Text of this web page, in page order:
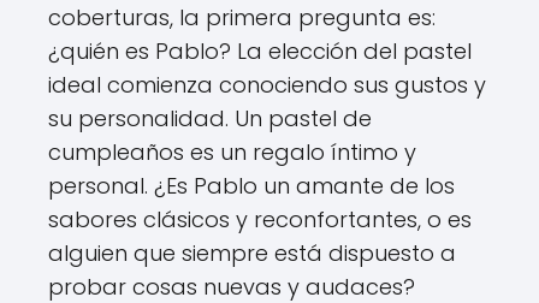
coberturas, la primera pregunta es:
¿quién es Pablo? La elección del pastel
ideal comienza conociendo sus gustos y
su personalidad. Un pastel de
cumpleaños es un regalo íntimo y
personal. ¿Es Pablo un amante de los
sabores clásicos y reconfortantes, o es
alguien que siempre está dispuesto a
probar cosas nuevas y audaces?